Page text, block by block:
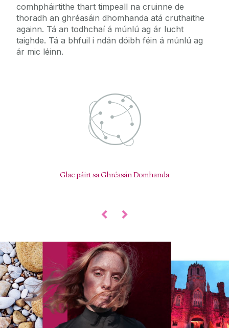
comhpháirtithe thart timpeall na cruinne de
thoradh an ghréasáin dhomhanda atá cruthaithe
againn. Tá an todhchaí á múnlú ag ár lucht
taighde. Tá a bhfuil i ndán dóibh féin á múnlú ag
ár mic léinn.
Glac páirt sa Ghréasán Domhanda
◅ ▻